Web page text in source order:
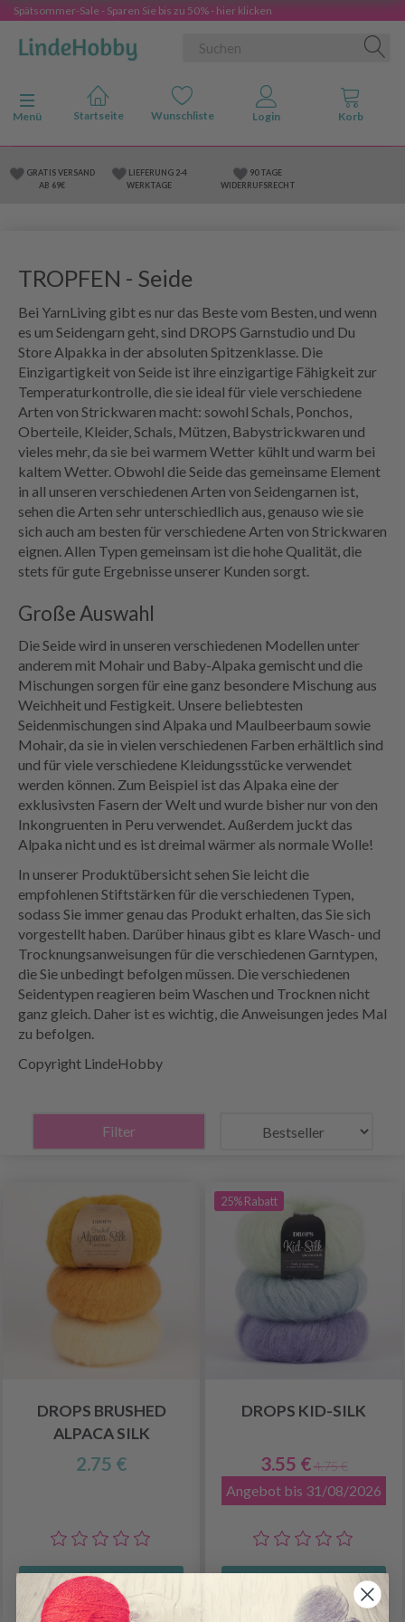
Spätsommer-Sale - Sparen Sie bis zu 50% - hier klicken
Anzeige ändern
Menü
GRATIS VERSAND
AB 69€
LIEFERUNG 2-4
WERKTAGE
90 TAGE
WIDERRUFSRECHT
TROPFEN - Seide
Bei YarnLiving gibt es nur das Beste vom Besten, und wenn
es um Seidengarn geht, sind DROPS Garnstudio und Du
Store Alpakka in der absoluten Spitzenklasse. Die
Einzigartigkeit von Seide ist ihre einzigartige Fähigkeit zur
Temperaturkontrolle, die sie ideal für viele verschiedene
Arten von Strickwaren macht: sowohl Schals, Ponchos,
Oberteile, Kleider, Schals, Mützen, Babystrickwaren und
vieles mehr, da sie bei warmem Wetter kühlt und warm bei
kaltem Wetter. Obwohl die Seide das gemeinsame Element
in all unseren verschiedenen Arten von Seidengarnen ist,
sehen die Arten sehr unterschiedlich aus, genauso wie sie
sich auch am besten für verschiedene Arten von Strickwaren
eignen. Allen Typen gemeinsam ist die hohe Qualität, die
stets für gute Ergebnisse unserer Kunden sorgt.
Große Auswahl
Die Seide wird in unseren verschiedenen Modellen unter
anderem mit Mohair und Baby-Alpaka gemischt und die
Mischungen sorgen für eine ganz besondere Mischung aus
Weichheit und Festigkeit. Unsere beliebtesten
Seidenmischungen sind Alpaka und Maulbeerbaum sowie
Mohair, da sie in vielen verschiedenen Farben erhältlich sind
und für viele verschiedene Kleidungsstücke verwendet
werden können. Zum Beispiel ist das Alpaka eine der
exklusivsten Fasern der Welt und wurde bisher nur von den
Inkongruenten in Peru verwendet. Außerdem juckt das
Alpaka nicht und es ist dreimal wärmer als normale Wolle!
In unserer Produktübersicht sehen Sie leicht die
empfohlenen Stiftstärken für die verschiedenen Typen,
sodass Sie immer genau das Produkt erhalten, das Sie sich
vorgestellt haben. Darüber hinaus gibt es klare Wasch- und
Trocknungsanweisungen für die verschiedenen Garntypen,
die Sie unbedingt befolgen müssen. Die verschiedenen
Seidentypen reagieren beim Waschen und Trocknen nicht
ganz gleich. Daher ist es wichtig, die Anweisungen jedes Mal
zu befolgen.
Copyright LindeHobby
Filter
DROPS BRUSHED
ALPACA SILK
2.75 €
Alle Optionen ansehen
25% Rabatt
DROPS KID-SILK
3.55 € 4.75 €
Angebot bis 31/08/2026
Alle Optionen ansehen